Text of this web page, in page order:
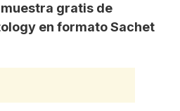
muestra gratis de
en formato Sachet